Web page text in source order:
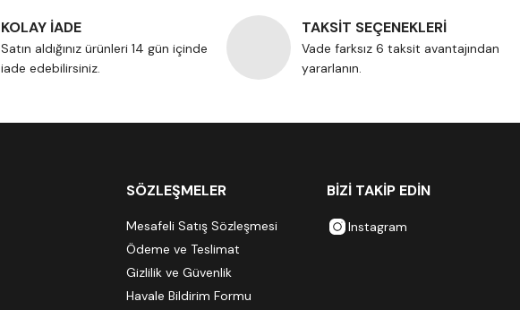
KOLAY İADE
Satın aldığınız ürünleri 14 gün içinde
iade edebilirsiniz.
TAKSİT SEÇENEKLERİ
Vade farksız 6 taksit avantajından
yararlanın.
SÖZLEŞMELER
Mesafeli Satış Sözleşmesi
Ödeme ve Teslimat
Gizlilik ve Güvenlik
Havale Bildirim Formu
BİZİ TAKİP EDİN
Instagram